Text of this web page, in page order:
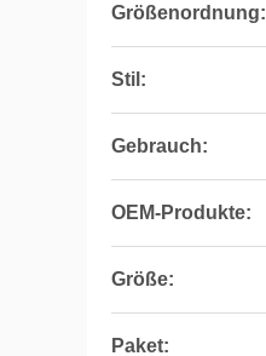
Größenordnung:
Stil:
Gebrauch:
OEM-Produkte:
Größe:
Paket: